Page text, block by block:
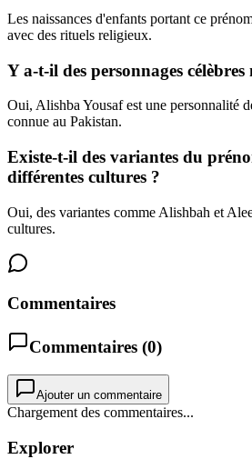
Les naissances d'enfants portant ce
avec des rituels religieux.
Y a-t-il des personnages
Oui, Alishba Yousaf est une personnalité
connue au Pakistan.
Existe-t-il des variantes du
différentes cultures ?
Oui, des variantes comme Alishbah et
cultures.
Commentaires
Commentaires (0)
Ajouter un commentaire
Chargement des commentaires...
Explorer